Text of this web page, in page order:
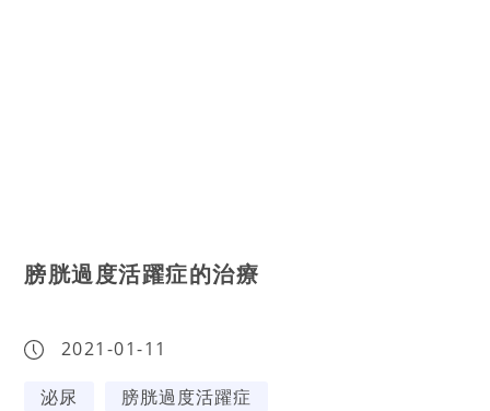
膀胱過度活躍症的治療
2021-01-11
泌尿
膀胱過度活躍症